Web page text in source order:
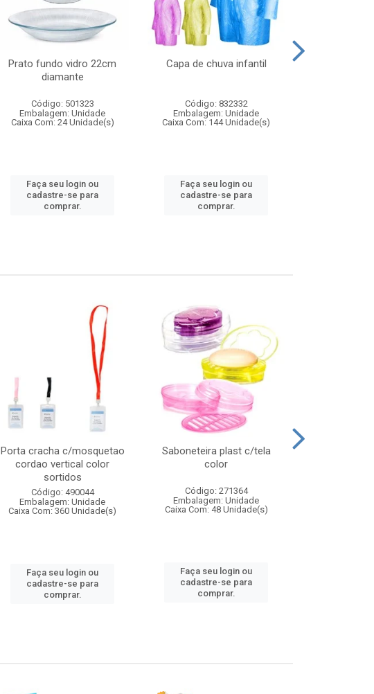
Prato fundo vidro 22cm
diamante
Código: 501323
Embalagem: Unidade
Caixa Com: 24 Unidade(s)
Faça seu login ou
cadastre-se para
comprar.
Capa de chuva infantil
Código: 832332
Embalagem: Unidade
Caixa Com: 144 Unidade(s)
Faça seu login ou
cadastre-se para
comprar.
Porta cracha c/mosquetao
cordao vertical color
sortidos
Código: 490044
Embalagem: Unidade
Caixa Com: 360 Unidade(s)
Faça seu login ou
cadastre-se para
comprar.
Saboneteira plast c/tela
color
Código: 271364
Embalagem: Unidade
Caixa Com: 48 Unidade(s)
Faça seu login ou
cadastre-se para
comprar.